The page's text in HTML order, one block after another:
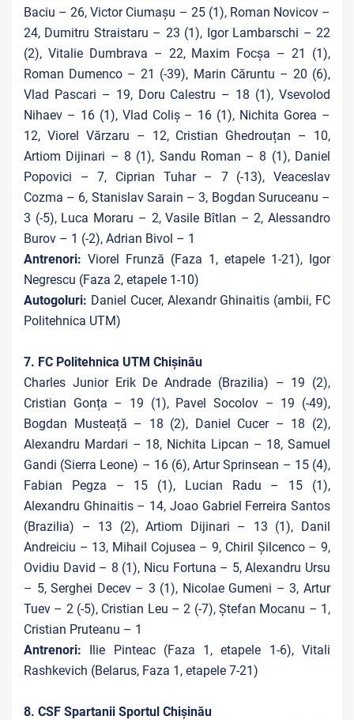
Baciu – 26, Victor Ciumașu – 25 (1), Roman Novicov –
24, Dumitru Straistaru – 23 (1), Igor Lambarschi – 22
(2), Vitalie Dumbrava – 22, Maxim Focșa – 21 (1),
Roman Dumenco – 21 (-39), Marin Căruntu – 20 (6),
Vlad Pascari – 19, Doru Calestru – 18 (1), Vsevolod
Nihaev – 16 (1), Vlad Coliș – 16 (1), Nichita Gorea –
12, Viorel Vărzaru – 12, Cristian Ghedrouțan – 10,
Artiom Dijinari – 8 (1), Sandu Roman – 8 (1), Daniel
Popovici – 7, Ciprian Tuhar – 7 (-13), Veaceslav
Cozma – 6, Stanislav Sarain – 3, Bogdan Suruceanu –
3 (-5), Luca Moraru – 2, Vasile Bîtlan – 2, Alessandro
Burov – 1 (-2), Adrian Bivol – 1
Antrenori: Viorel Frunză (Faza 1, etapele 1-21), Igor
Negrescu (Faza 2, etapele 1-10)
Autogoluri: Daniel Cucer, Alexandr Ghinaitis (ambii, FC
Politehnica UTM)
7. FC Politehnica UTM Chișinău
Charles Junior Erik De Andrade (Brazilia) – 19 (2),
Cristian Gonța – 19 (1), Pavel Socolov – 19 (-49),
Bogdan Musteață – 18 (2), Daniel Cucer – 18 (2),
Alexandru Mardari – 18, Nichita Lipcan – 18, Samuel
Gandi (Sierra Leone) – 16 (6), Artur Sprinsean – 15 (4),
Fabian Pegza – 15 (1), Lucian Radu – 15 (1),
Alexandru Ghinaitis – 14, Joao Gabriel Ferreira Santos
(Brazilia) – 13 (2), Artiom Dijinari – 13 (1), Danil
Andreiciu – 13, Mihail Cojusea – 9, Chiril Șilcenco – 9,
Ovidiu David – 8 (1), Nicu Fortuna – 5, Alexandru Ursu
– 5, Serghei Decev – 3 (1), Nicolae Gumeni – 3, Artur
Tuev – 2 (-5), Cristian Leu – 2 (-7), Ștefan Mocanu – 1,
Cristian Pruteanu – 1
Antrenori: Ilie Pinteac (Faza 1, etapele 1-6), Vitali
Rashkevich (Belarus, Faza 1, etapele 7-21)
8. CSF Spartanii Sportul Chișinău